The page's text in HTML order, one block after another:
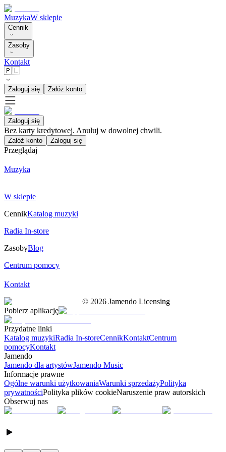
MuzykaW sklepie
Cennik
Zasoby
Kontakt
🇵🇱
Zaloguj się Załóż konto
Zaloguj się
Bez karty kredytowej. Anuluj w dowolnej chwili.
Załóż konto Zaloguj się
Przeglądaj
Muzyka
W sklepie
CennikKatalog muzyki
Radia In-store
ZasobyBlog
Centrum pomocy
Kontakt
© 2026 Jamendo Licensing
Pobierz aplikację
Przydatne linki
Katalog muzykiRadia In-storeCennikKontaktCentrum
pomocyKontakt
Jamendo
Jamendo dla artystówJamendo Music
Informacje prawne
Ogólne warunki użytkowaniaWarunki sprzedażyPolityka
prywatnościPolityka plików cookieNaruszenie praw autorskich
Obserwuj nas